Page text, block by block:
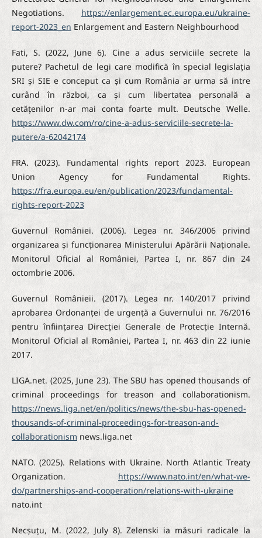
Negotiations. https://enlargement.ec.europa.eu/ukraine-
report-2023_en Enlargement and Eastern Neighbourhood
Fati, S. (2022, June 6). Cine a adus serviciile secrete la
putere? Pachetul de legi care modifică în special legislația
SRI și SIE e conceput ca și cum România ar urma să intre
curând în război, ca și cum libertatea personală a
cetățenilor n-ar mai conta foarte mult. Deutsche Welle.
https://www.dw.com/ro/cine-a-adus-serviciile-secrete-la-
putere/a-62042174
FRA. (2023). Fundamental rights report 2023. European
Union Agency for Fundamental Rights.
https://fra.europa.eu/en/publication/2023/fundamental-
rights-report-2023
Guvernul României. (2006). Legea nr. 346/2006 privind
organizarea și funcționarea Ministerului Apărării Naționale.
Monitorul Oficial al României, Partea I, nr. 867 din 24
octombrie 2006.
Guvernul Românieii. (2017). Legea nr. 140/2017 privind
aprobarea Ordonanței de urgență a Guvernului nr. 76/2016
pentru înființarea Direcției Generale de Protecție Internă.
Monitorul Oficial al României, Partea I, nr. 463 din 22 iunie
2017.
LIGA.net. (2025, June 23). The SBU has opened thousands of
criminal proceedings for treason and collaborationism.
https://news.liga.net/en/politics/news/the-sbu-has-opened-
thousands-of-criminal-proceedings-for-treason-and-
collaborationism news.liga.net
NATO. (2025). Relations with Ukraine. North Atlantic Treaty
Organization.https://www.nato.int/en/what-we-
do/partnerships-and-cooperation/relations-with-ukraine
nato.int
Necșuțu, M. (2022, July 8). Zelenski ia măsuri radicale la